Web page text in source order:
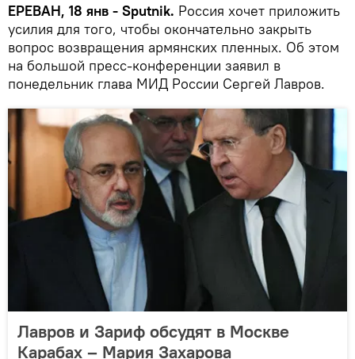
ЕРЕВАН, 18 янв - Sputnik. Россия хочет приложить
усилия для того, чтобы окончательно закрыть
вопрос возвращения армянских пленных. Об этом
на большой пресс-конференции заявил в
понедельник глава МИД России Сергей Лавров.
Лавров и Зариф обсудят в Москве
Карабах – Мария Захарова